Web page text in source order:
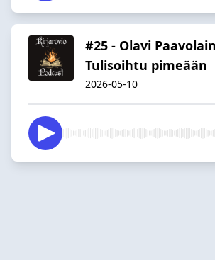
#25 - Olavi
Tulisoihtu pimeään
2026-05-10